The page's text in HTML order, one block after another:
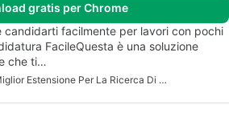
gratis per Chrome
candidarti facilmente per lavori con pochi
FacileQuesta è una soluzione
che ti…
Miglior Estensione Per La Ricerca Di Lavoro Per Chrome